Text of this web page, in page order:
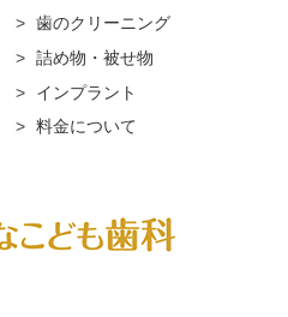
歯のクリーニング
詰め物・被せ物
インプラント
料金について